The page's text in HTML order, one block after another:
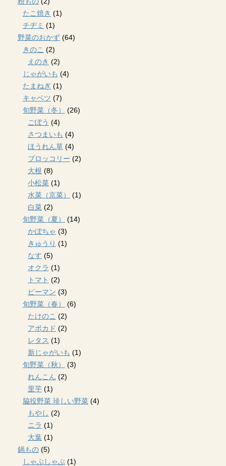
たこ焼き (1)
チヂミ (1)
野菜のおかず (64)
きのこ (2)
えのき (2)
じゃがいも (4)
たまねぎ (1)
キャベツ (7)
旬野菜（冬）
(26)
ごぼう (4)
さつまいも (4)
ほうれん草 (4)
ブロッコリー (2)
大根 (8)
小松菜 (1)
水菜（京菜）
(1)
白菜 (2)
旬野菜（夏）
(14)
かぼちゃ (3)
きゅうり (1)
なす (5)
オクラ (1)
トマト (2)
ピーマン (3)
旬野菜（春）
(6)
たけのこ (2)
アボカド (2)
レタス (1)
新じゃがいも (1)
旬野菜（秋）
(3)
れんこん (2)
里芋 (1)
脇役野菜 珍しい野菜 (4)
もやし (2)
ニラ (1)
大葉 (1)
鍋もの (5)
しゃぶしゃぶ (1)